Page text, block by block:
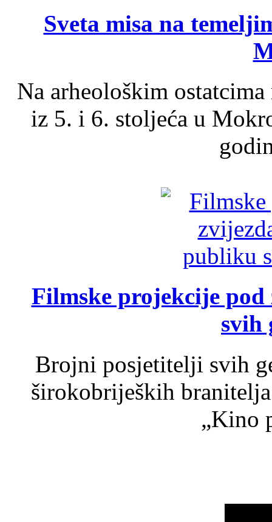
Sveta misa na
Na arheološkim
iz 5. i 6. stoljeća u
Filmske projekcije
svih
Brojni posjetitelji svih
širokobrijeških
„Kino